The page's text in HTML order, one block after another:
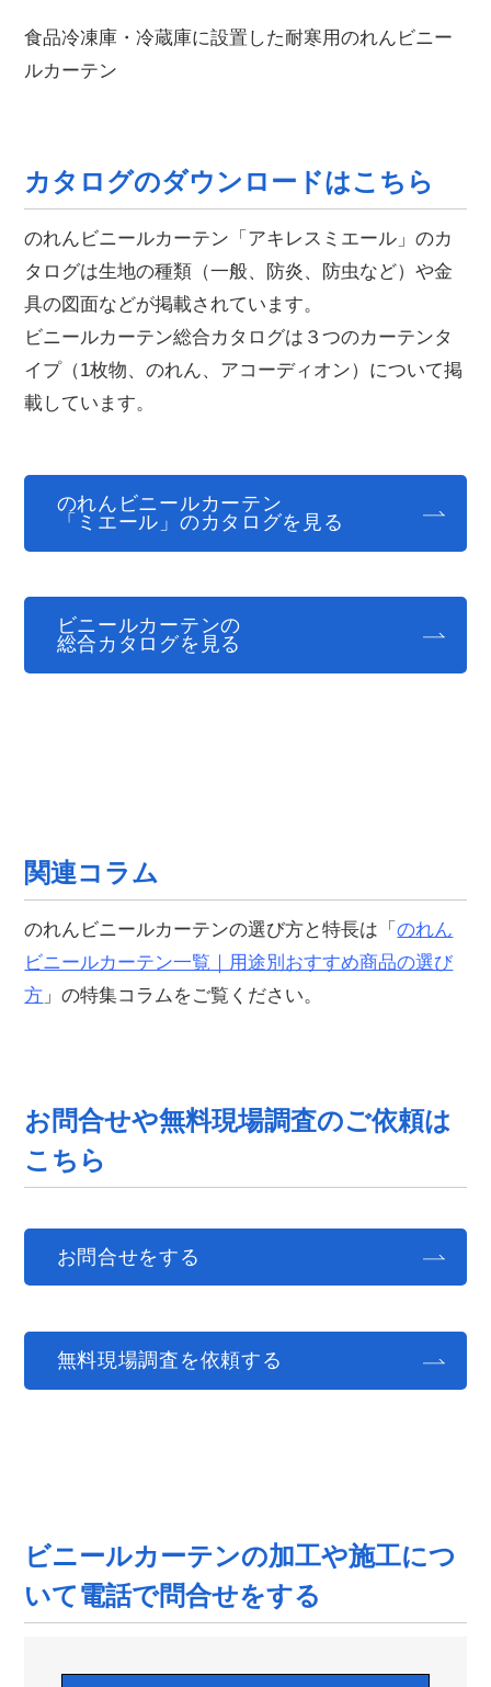
食品冷凍庫・冷蔵庫に設置した耐寒用のれんビニー
ルカーテン
カタログのダウンロードはこちら
のれんビニールカーテン「アキレスミエール」のカ
タログは生地の種類（一般、防炎、防虫など）や金
具の図面などが掲載されています。
ビニールカーテン総合カタログは３つのカーテンタ
イプ（1枚物、のれん、アコーディオン）について掲
載しています。
のれんビニールカーテン
「ミエール」のカタログを見る
ビニールカーテンの
総合カタログを見る
関連コラム
のれんビニールカーテンの選び方と特長は「のれん
ビニールカーテン一覧｜用途別おすすめ商品の選び
方 」の特集コラムをご覧ください。
お問合せや無料現場調査のご依頼は
こちら
お問合せをする
無料現場調査を依頼する
ビニールカーテンの加工や施工につ
いて電話で問合せをする